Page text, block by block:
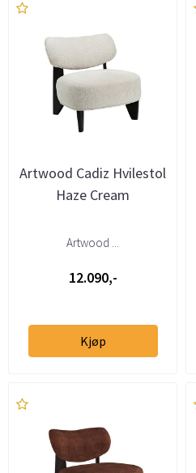
Artwood Cadiz Hvilestol
Haze Cream
Artwood ...
12.090,-
Kjøp